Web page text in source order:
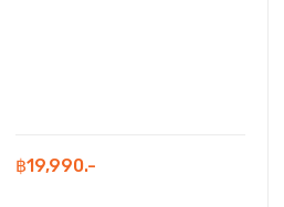
฿19,990.-